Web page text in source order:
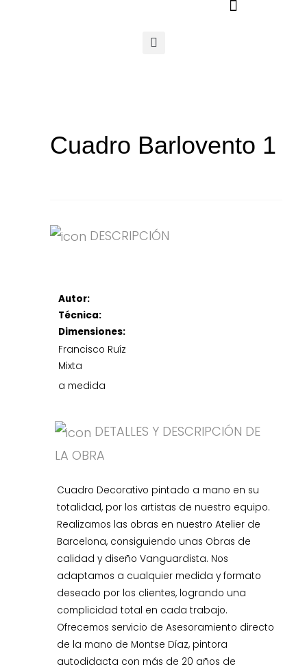
Cuadro Barlovento 1
DESCRIPCIÓN
Autor:
Técnica:
Dimensiones:
Francisco Ruíz
Mixta
a medida
DETALLES Y DESCRIPCIÓN DE
LA OBRA
Cuadro Decorativo pintado a mano en su
totalidad, por los artistas de nuestro equipo.
Realizamos las obras en nuestro Atelier de
Barcelona, consiguiendo unas Obras de
calidad y diseño Vanguardista. Nos
adaptamos a cualquier medida y formato
deseado por los clientes, logrando una
complicidad total en cada trabajo.
Ofrecemos servicio de Asesoramiento directo
de la mano de Montse Díaz, pintora
autodidacta con más de 20 años de